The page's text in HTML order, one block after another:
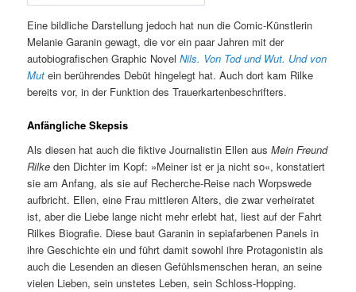
Eine bildliche Darstellung jedoch hat nun die Comic-Künstlerin
Melanie Garanin gewagt, die vor ein paar Jahren mit der
autobiografischen Graphic NovelNils. Von Tod und Wut. Und von
Mutein berührendes Debüt hingelegt hat. Auch dort kam Rilke
bereits vor, in der Funktion des Trauerkartenbeschrifters.
Anfängliche Skepsis
Als diesen hat auch die fiktive Journalistin Ellen ausMein Freund
Rilke den Dichter im Kopf: »Meiner ist er ja nicht so«, konstatiert
sie am Anfang, als sie auf Recherche-Reise nach Worpswede
aufbricht. Ellen, eine Frau mittleren Alters, die zwar verheiratet
ist, aber die Liebe lange nicht mehr erlebt hat, liest auf der Fahrt
Rilkes Biografie. Diese baut Garanin in sepiafarbenen Panels in
ihre Geschichte ein und führt damit sowohl ihre Protagonistin als
auch die Lesenden an diesen Gefühlsmenschen heran, an seine
vielen Lieben, sein unstetes Leben, sein Schloss-Hopping.